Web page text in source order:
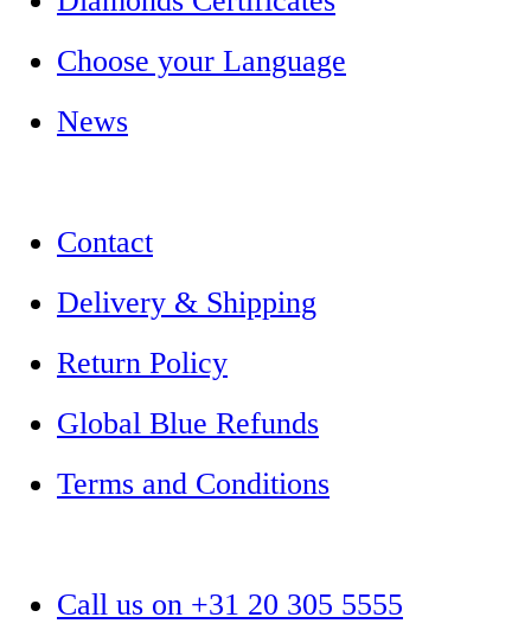
Choose your Language
News
Contact
Delivery & Shipping
Return Policy
Global Blue Refunds
Terms and Conditions
Call us on +31 20 305 5555